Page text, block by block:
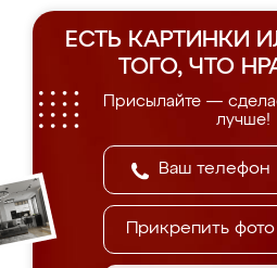
ЕСТЬ КАРТИНКИ
ТОГО, ЧТО
Присылайте —
лучше!
Прикрепить фото